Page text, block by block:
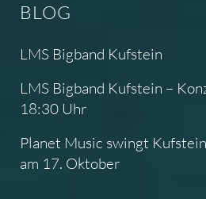
BLOG
LMS Bigband Kufstein
LMS Bigband Kufstein –
18:30 Uhr
Planet Music swingt
am 17. Oktober